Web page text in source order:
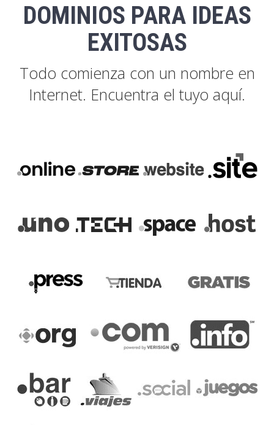
DOMINIOS PARA IDEAS
EXITOSAS
Todo comienza con un nombre en
Internet. Encuentra el tuyo aquí.